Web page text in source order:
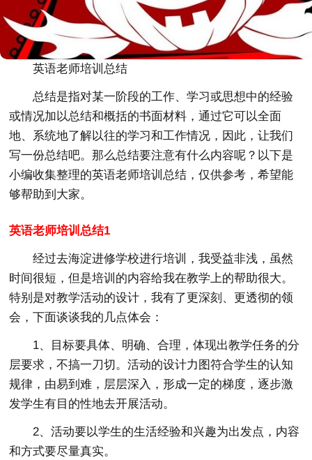
英语老师培训总结
总结是指对某一阶段的工作、学习或思想中的经验
或情况加以总结和概括的书面材料，通过它可以全面
地、系统地了解以往的学习和工作情况，因此，让我们
写一份总结吧。那么总结要注意有什么内容呢？以下是
小编收集整理的英语老师培训总结，仅供参考，希望能
够帮助到大家。
英语老师培训总结1
经过去海淀进修学校进行培训，我受益非浅，虽然
时间很短，但是培训的内容给我在教学上的帮助很大。
特别是对教学活动的设计，我有了更深刻、更透彻的领
会，下面谈谈我的几点体会：
1、目标要具体、明确、合理，体现出教学任务的分
层要求，不搞一刀切。活动的设计力图符合学生的认知
规律，由易到难，层层深入，形成一定的梯度，逐步激
发学生有目的性地去开展活动。
2、活动要以学生的生活经验和兴趣为出发点，内容
和方式要尽量真实。